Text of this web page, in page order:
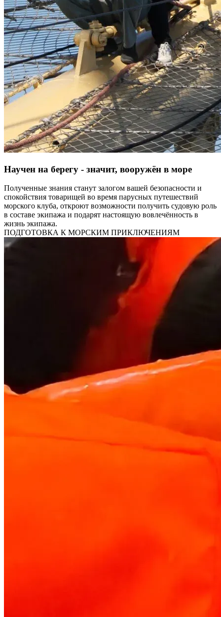
Научен на берегу - значит, вооружён в море
Полученные знания станут залогом вашей безопасности и
спокойствия товарищей во время парусных путешествий
морского клуба, откроют возможности получить судовую роль
в составе экипажа и подарят настоящую вовлечённость в
жизнь экипажа.
ПОДГОТОВКА К МОРСКИМ ПРИКЛЮЧЕНИЯМ